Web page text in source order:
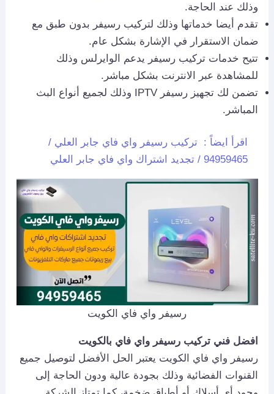
وذلك عند الحاجة.
تقدم أيضا خدماتها وذلك لتركيب رسيفر بدون طبق مع
ضمان الاستقرار في الإشارة بشكل عام.
تتيح خدمات تركيب رسيفر يدعم الوايرلس وذلك
للمشاهدة عبر الانترنت بشكل مباشر.
تضمن لك تجهيز رسيفر IPTV وذلك لجميع أنواع البث
المباشر.
اقرأ ايضاً : تركيب رسيفر واي فاي جابر العلي /
94959465 / تجديد اشتراك واي فاي جابر العلي
رسيفر واي فاي الكويت
افضل فني تركيب رسيفر واي فاي بالكويت
رسيفر واي فاي الكويت يعتبر الحل الأفضل لتوصيل جميع
القنوات الفضائية وذلك بجودة عالية ودون الحاجة إلى